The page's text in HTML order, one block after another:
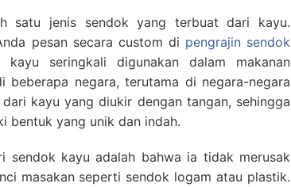
satu jenis sendok yang terbuat dari kayu.
pesan secara custom di pengrajin sendok
kayu seringkali digunakan dalam makanan
beberapa negara, terutama di negara-negara
kayu yang diukir dengan tangan, sehingga
bentuk yang unik dan indah.
sendok kayu adalah bahwa ia tidak merusak
masakan seperti sendok logam atau plastik.